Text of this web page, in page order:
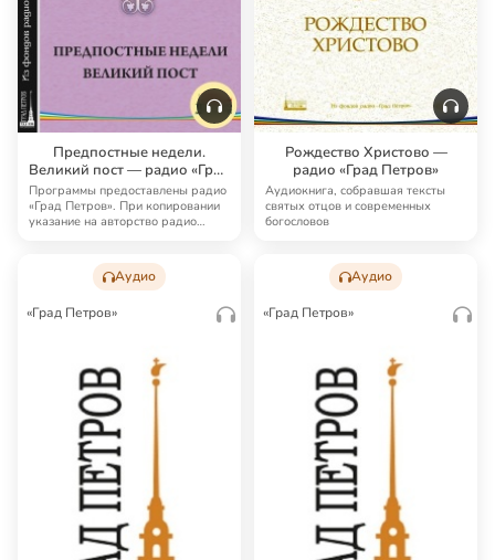
Предпостные недели.
Великий пост — радио «Град
Петров»
Программы предоставлены радио
«Град Петров». При копировании
указание на авторство радио
Рождество Христово —
радио «Град Петров»
Аудиокнига, собравшая тексты
святых отцов и современных
богословов
Аудио
«Град Петров»
Аудио
«Град Петров»